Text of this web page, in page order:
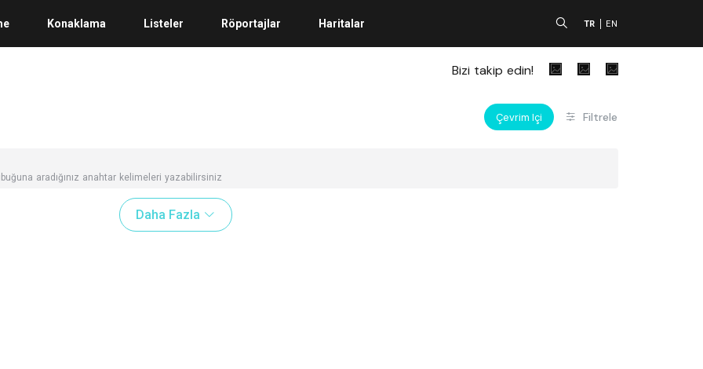
Konaklama Listeler Röportajlar Haritalar A TR EN
Bizi takip edin!
Çevrim Içi Filtrele
aradığınız anahtar kelimeleri yazabilirsiniz
Daha Fazla